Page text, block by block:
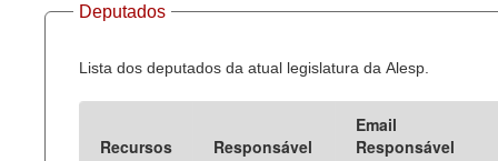
Dados Governamentais Abertos
Planejamento
Catálogo de dados
Processo Legislativo
Deputados
Lista dos deputados da atual legislatura da Alesp.
Recursos Responsável
Email
Responsável